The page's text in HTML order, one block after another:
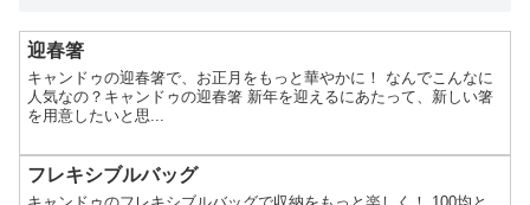
迎春箸
キャンドゥの迎春箸で、お正月をもっと華やかに！ なんでこんなに
人気なの？キャンドゥの迎春箸 新年を迎えるにあたって、新しい箸
を用意したいと思...
フレキシブルバッグ